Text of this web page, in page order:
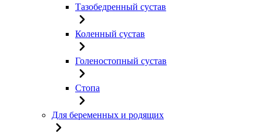
Тазобедренный сустав
Коленный сустав
Голеностопный сустав
Стопа
Для беременных и родящих